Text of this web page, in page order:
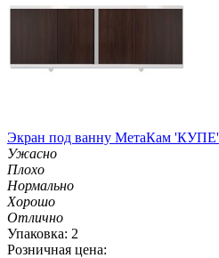
Экран под ванну МетаКам 'КУПЕ'
Ужасно
Плохо
Нормально
Хорошо
Отлично
Упаковка: 2
Розничная цена: